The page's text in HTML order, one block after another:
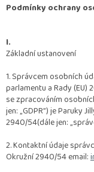
Podmínky ochrany
I.
Základní ustanovení
1. Správcem osobních
parlamentu a Rady
se zpracováním
jen: „GDPR”) je Paruky
2940/54(dále jen: „
2. Kontaktní údaje
Okružní 2940/54 email: